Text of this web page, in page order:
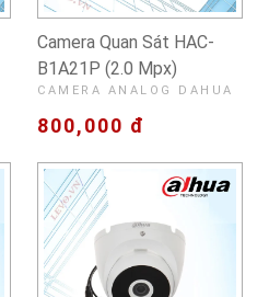
Camera Quan Sát HAC-
B1A21P (2.0 Mpx)
CAMERA ANALOG DAHUA
800,000 đ